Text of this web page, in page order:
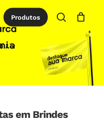
Produtos
procurar
Close
em Brindes